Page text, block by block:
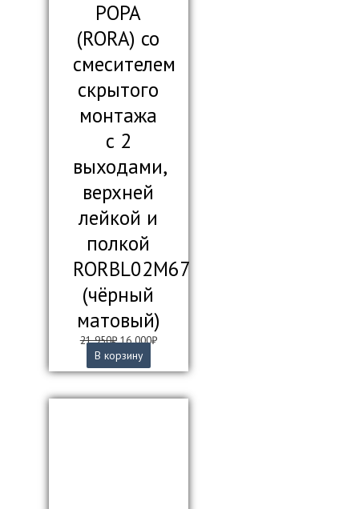
РОРА
(RORA) со
смесителем
скрытого
монтажа
с 2
выходами,
верхней
лейкой и
полкой
RORBL02M67
(чёрный
матовый)
21 950₽Первоначальная
цена
составляла
950₽.
16 000₽Текущая
16
В корзину